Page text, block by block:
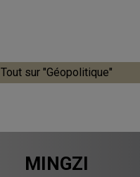
Tout sur "Géopolitique"
MINGZI